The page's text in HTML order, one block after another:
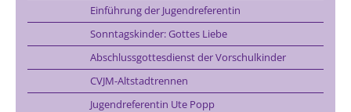
Einführung der Jugendreferentin
Sonntagskinder: Gottes Liebe
Abschlussgottesdienst der Vorschulkinder
CVJM-Altstadtrennen
Jugendreferentin Ute Popp